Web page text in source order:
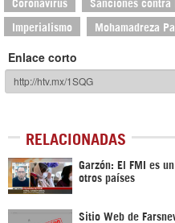
Coronavirus Sanciones contra
Imperialismo Mohamadreza
Enlace corto
RELACIONADAS
Garzón: El FMI es
otros países
Sitio Web de